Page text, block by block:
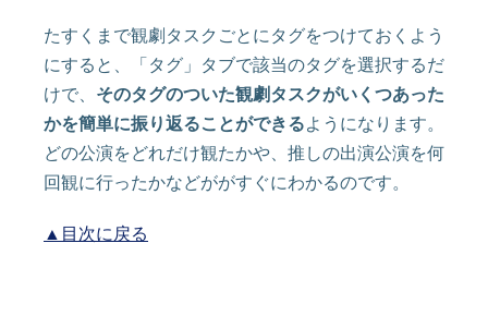
たすくまで観劇タスクごとにタグをつけておくよう
にすると、「タグ」タブで該当のタグを選択するだ
けで、 そのタグのついた観劇タスクがいくつあった
かを簡単に振り返ることができるようになります。
どの公演をどれだけ観たかや、推しの出演公演を何
回観に行ったかなどががすぐにわかるのです。
▲目次に戻る